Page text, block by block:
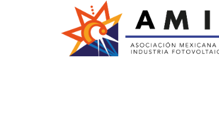
AMIF